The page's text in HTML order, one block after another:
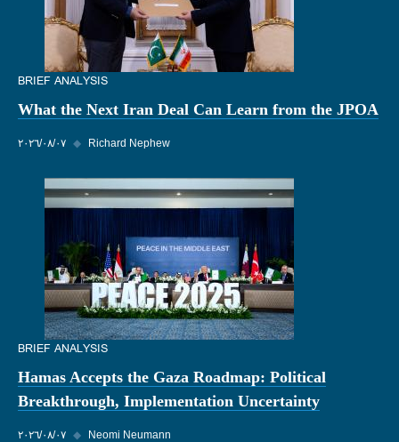
BRIEF ANALYSIS
What the Next Iran Deal Can Learn from the JPOA
٠٧‏/٠٨‏/٢٠٢٦ ◆ Richard Nephew
BRIEF ANALYSIS
Hamas Accepts the Gaza Roadmap: Political
Breakthrough, Implementation Uncertainty
٠٧‏/٠٨‏/٢٠٢٦ ◆ Neomi Neumann